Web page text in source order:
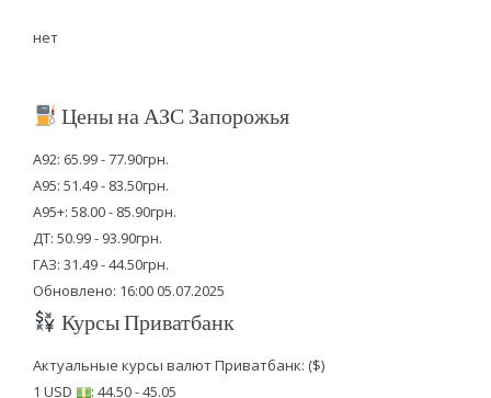
нет
Цены на АЗС Запорожья
А92: 65.99 - 77.90грн.
А95: 51.49 - 83.50грн.
А95+: 58.00 - 85.90грн.
ДТ: 50.99 - 93.90грн.
ГАЗ: 31.49 - 44.50грн.
Обновлено: 16:00 05.07.2025
Курсы Приватбанк
Актуальные курсы валют Приватбанк: ($)
1 USD
: 44.50 - 45.05